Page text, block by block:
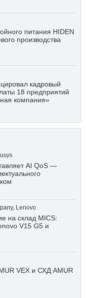
питания HIDEN
производства
кадровый
18 предприятий
компания»
AI QoS —
, Lenovo
на склад MICS:
V15 G5 и
VEX и СХД AMUR